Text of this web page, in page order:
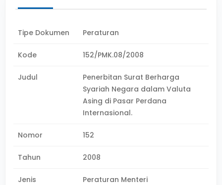
Tipe Dokumen Peraturan
Kode 152/PMK.08/2008
Judul
Penerbitan Surat Berharga
Syariah Negara dalam Valuta
Asing di Pasar Perdana
Internasional.
Nomor 152
Tahun 2008
Jenis
Peraturan Menteri